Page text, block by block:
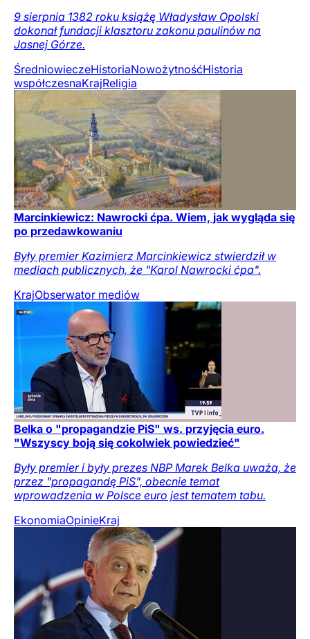
9 sierpnia 1382 roku książę Władysław Opolski
dokonał fundacji klasztoru zakonu paulinów na
Jasnej Górze.
ŚredniowieczeHistoriaNowożytnośćHistoria
współczesnaKrajReligia
Marcinkiewicz: Nawrocki ćpa. Wiem, jak wygląda się
po przedawkowaniu
Były premier Kazimierz Marcinkiewicz stwierdził w
mediach publicznych, że "Karol Nawrocki ćpa".
KrajObserwator mediów
Belka o "propagandzie PiS" ws. przyjęcia euro.
"Wszyscy boją się cokolwiek powiedzieć"
Były premier i były prezes NBP Marek Belka uważa, że
przez "propagandę PiS", obecnie temat
wprowadzenia w Polsce euro jest tematem tabu.
EkonomiaOpinieKraj